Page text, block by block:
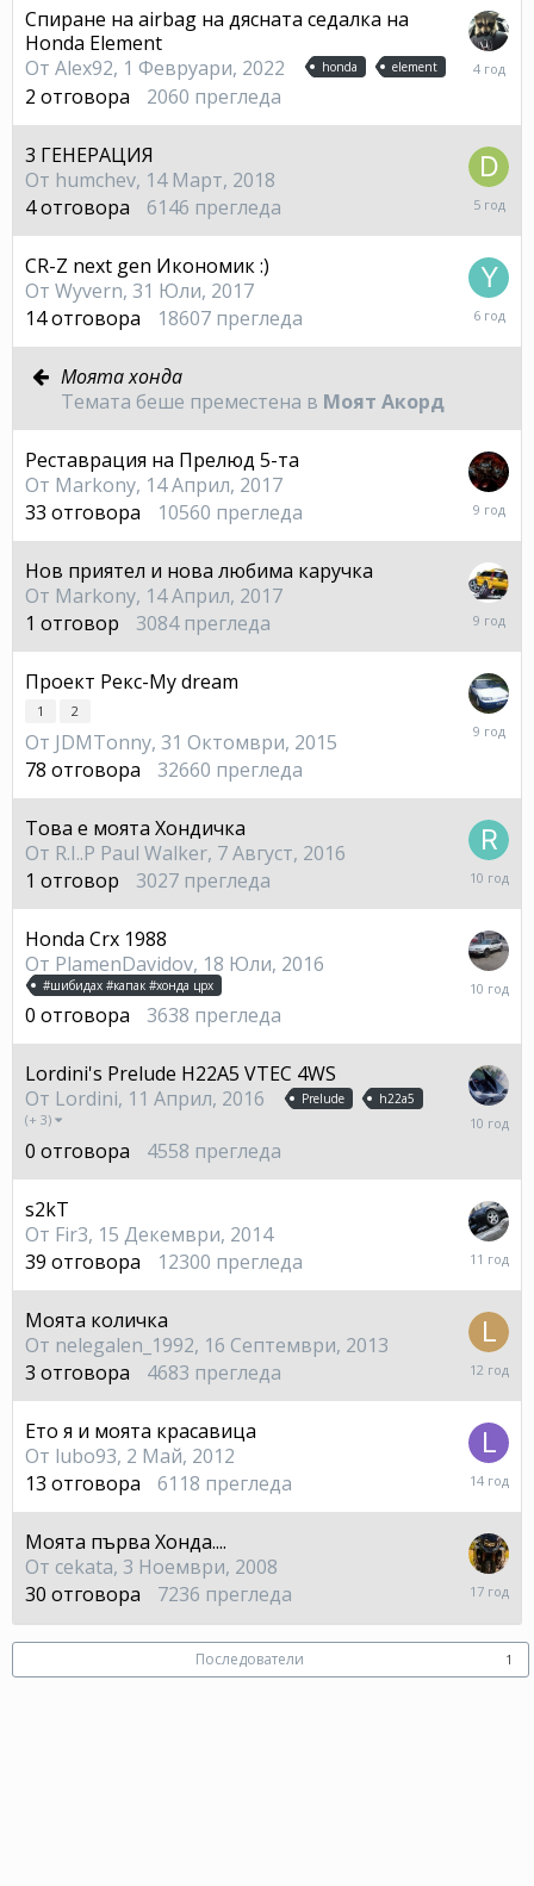
Спиране на airbag на дясната седалка на
Honda Element
От Alex92, 1 Февруари, 2022 honda element
2 отговора 2060 прегледа
2
3 ГЕНЕРАЦИЯ
От humchev, 14 Март, 2018
4отговора 6146 прегледа
18
2020
CR-Z next gen Икономик :)
От Wyvern, 31 Юли, 2017
14отговора 18607 прегледа
23
Май,
2020
Моята хонда
Темата беше преместена в Моят Акорд
Реставрация на Прелюд 5-та
От Markony, 14 Април, 2017
33 отговора 10560 прегледа
14
Юни,
2017
Нов приятел и нова любима каручка
От Markony, 14 Април, 2017
1 отговор 3084 прегледа
15
Април,
2017
Проект Рекс-My dream
1 2
От JDMTonny, 31 Октомври, 2015
78 отговора 32660 прегледа
3
Март,
Това е моята Хондичка
От R.I..P Paul Walker, 7 Август, 2016
1 отговор 3027 прегледа
8
Август,
2016
Honda Crx 1988
От PlamenDavidov, 18 Юли, 2016
#шибидах #капак #хонда црх
0 отговора 3638 прегледа
18
Юли,
Lordini's Prelude H22A5 VTEC 4WS
От Lordini, 11 Април, 2016 Prelude h22a5
(+ 3)
0 отговора 4558 прегледа
11
Април,
s2kT
От Fir3, 15 Декември, 2014
39 отговора 12300 прегледа
27
Април,
2015
Моята количка
От nelegalen_1992, 16 Септември, 2013
3 отговора 4683 прегледа
18
Юли,
2014
Ето я и моята красавица
От lubo93, 2 Май, 2012
13 отговора 6118 прегледа
27
Май,
2012
Моята първа Хонда....
От cekata, 3 Ноември, 2008
30 отговора 7236 прегледа
21
2008
Последователи 1